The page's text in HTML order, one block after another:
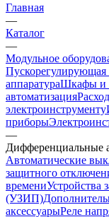
Главная
—
Каталог
—
Модульное
аппаратураШкафы и
автоматизация
электроинструменту
приборы
—
Дифференциальные
Автоматические
защитного
времениУстройства
(УЗИП)
аксессуарыРеле